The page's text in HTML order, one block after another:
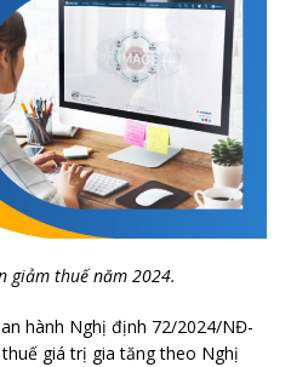
giảm thuế năm 2024.
hành Nghị định 72/2024/NĐ-
giá trị gia tăng theo Nghị